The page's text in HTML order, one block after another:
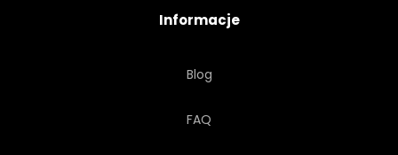
Informacje
Blog
FAQ